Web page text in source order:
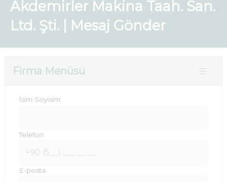
Akdemirler Makina Taah. San.
Ltd. Şti. | Mesaj Gönder
Firma Menüsü
İsim Soyisim
Telefon
E-posta